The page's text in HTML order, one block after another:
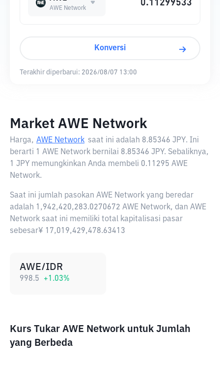
AWE Network
Konversi
Terakhir diperbarui: 2026/08/07 13:00
Market AWE Network
Harga, AWE Network saat ini adalah 8.85346 JPY. Ini
berarti 1 AWE Network bernilai 8.85346 JPY. Sebaliknya,
1 JPY memungkinkan Anda membeli 0.11295 AWE
Network.
Saat ini jumlah pasokan AWE Network yang beredar
adalah 1,942,420,283.0270672 AWE Network, dan AWE
Network saat ini memiliki total kapitalisasi pasar
sebesar¥ 17,019,429,478.63413
AWE/IDR
998.5 +1.03%
Kurs Tukar AWE Network untuk Jumlah
yang Berbeda